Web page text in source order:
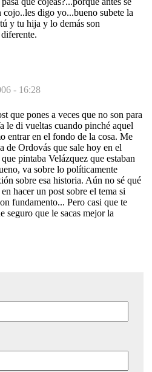
digo yo...bueno subete la
y tu hija y lo demás son
- 16:28
que pones a veces que no son para
le di vueltas cuando pinché aquel
entrar en el fondo de la cosa. Me
de Ordovás que sale hoy en el
pintaba Velázquez que estaban
va sobre lo políticamente
sobre esa historia. Aún no sé qué
hacer un post sobre el tema si
fundamento... Pero casi que te
seguro que le sacas mejor la